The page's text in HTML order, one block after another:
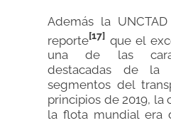
Además la
reporte[17] que el
una de las
destacadas de la
segmentos del
principios de 2019, la
la flota mundial era